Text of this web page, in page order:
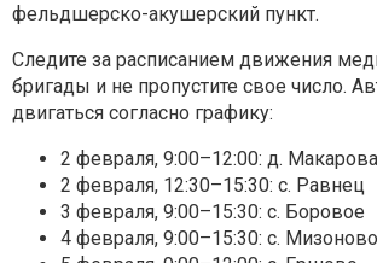
фельдшерско-акушерский пункт.
Следите за расписанием движения
бригады и не пропустите свое число.
двигаться согласно графику:
2 февраля, 9:00–12:00: д. Макарова
2 февраля, 12:30–15:30: с. Равнец
3 февраля, 9:00–15:30: с. Боровое
4 февраля, 9:00–15:30: с. Мизоново